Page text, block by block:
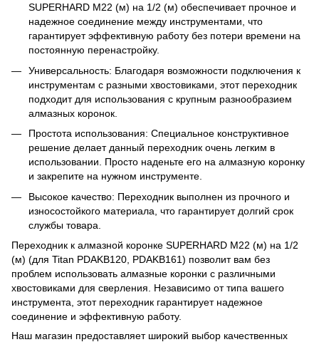
SUPERHARD М22 (м) на 1/2 (м) обеспечивает прочное и
надежное соединение между инструментами, что
гарантирует эффективную работу без потери времени на
постоянную перенастройку.
Универсальность: Благодаря возможности подключения к
инструментам с разными хвостовиками, этот переходник
подходит для использования с крупным разнообразием
алмазных коронок.
Простота использования: Специальное конструктивное
решение делает данный переходник очень легким в
использовании. Просто наденьте его на алмазную коронку
и закрепите на нужном инструменте.
Высокое качество: Переходник выполнен из прочного и
износостойкого материала, что гарантирует долгий срок
службы товара.
Переходник к алмазной коронке SUPERHARD М22 (м) на 1/2
(м) (для Titan PDAKB120, PDAKB161) позволит вам без
проблем использовать алмазные коронки с различными
хвостовиками для сверления. Независимо от типа вашего
инструмента, этот переходник гарантирует надежное
соединение и эффективную работу.
Наш магазин предоставляет широкий выбор качественных